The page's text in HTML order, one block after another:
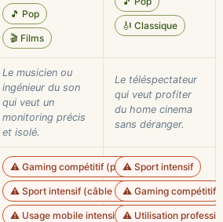
🎵 Pop
🎬 Films
🎻 Classique
Le musicien ou
ingénieur du son
qui veut un
monitoring précis
et isolé.
Le téléspectateur
qui veut profiter
du home cinema
sans déranger.
⚠️ Gaming compétitif (pas de micro)
⚠️ Sport intensif (câble fixe et fermé)
⚠️ Usage mobile intensif (modèle 32Ω
⚠️ Sport intensif
⚠️ Gaming compétitif
⚠️ Utilisation